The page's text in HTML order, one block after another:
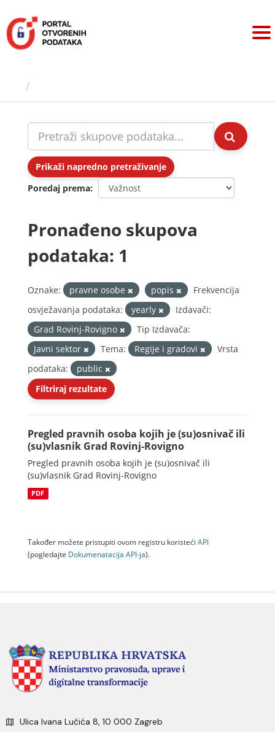
sadržaj
Prikaži napredno pretraživanje
Poredaj prema
Pronađeno skupova
podataka: 1
Oznake: pravne osobe popis
Frekvencija
osvježavanja podataka:
yearly
Izdavači:
Grad Rovinj-Rovigno
Tip Izdavača:
Javni sektor
Tema: Regije i gradovi
Vrsta
podataka:
public
Filtriraj rezultate
Pregled pravnih osoba kojih je (su)osnivač ili
(su)vlasnik Grad Rovinj-Rovigno
Pregled pravnih osoba kojih je (su)osnivač ili
(su)vlasnik Grad Rovinj-Rovigno
PDF
Također možete pristupiti ovom registru koristeći API
(pogledajte Dokumenаtаcijа API-jа).